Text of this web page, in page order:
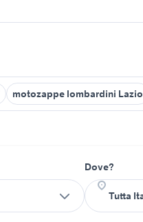
motozappe lombardini Lazio
Dove?